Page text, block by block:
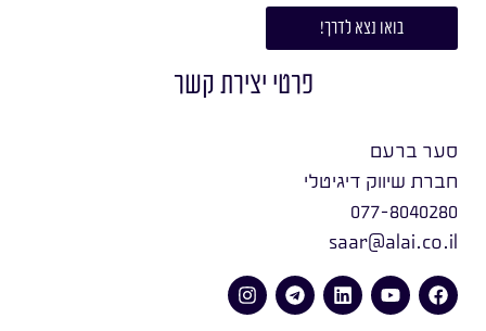
בואו נצא לדרך!
פרטי יצירת קשר
סער ברעם
חברת שיווק דיגיטלי
077-8040280
saar@alai.co.il